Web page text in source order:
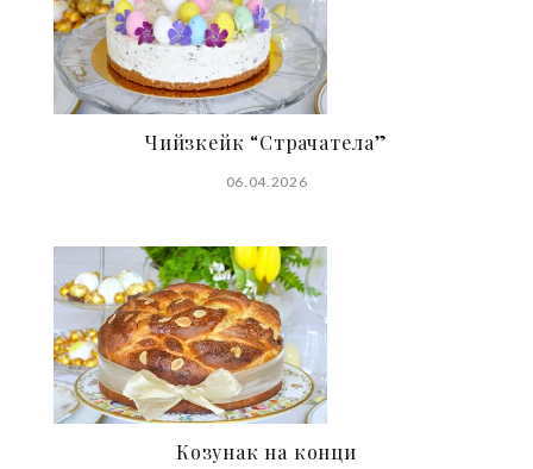
Чийзкейк “Страчатела”
06.04.2026
Козунак на конци